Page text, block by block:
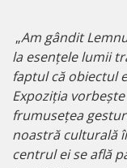
„Am gândit
la esențele lumii
faptul că obiectul
Expoziția
frumusețea
noastră culturală
centrul ei se află